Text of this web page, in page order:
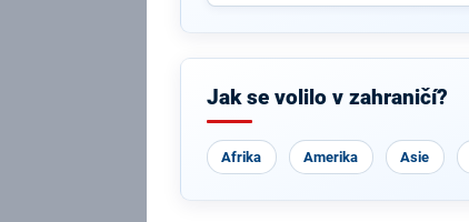
Jak se volilo v zahraničí?
Afrika Amerika Asie